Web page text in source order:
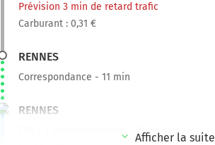
Prévision 3 min de retard trafic
Carburant : 0,31 €
RENNES
Correspondance - 11 min
RENNES
TER / 1 correspondance / 2ème classe
Afficher la suite